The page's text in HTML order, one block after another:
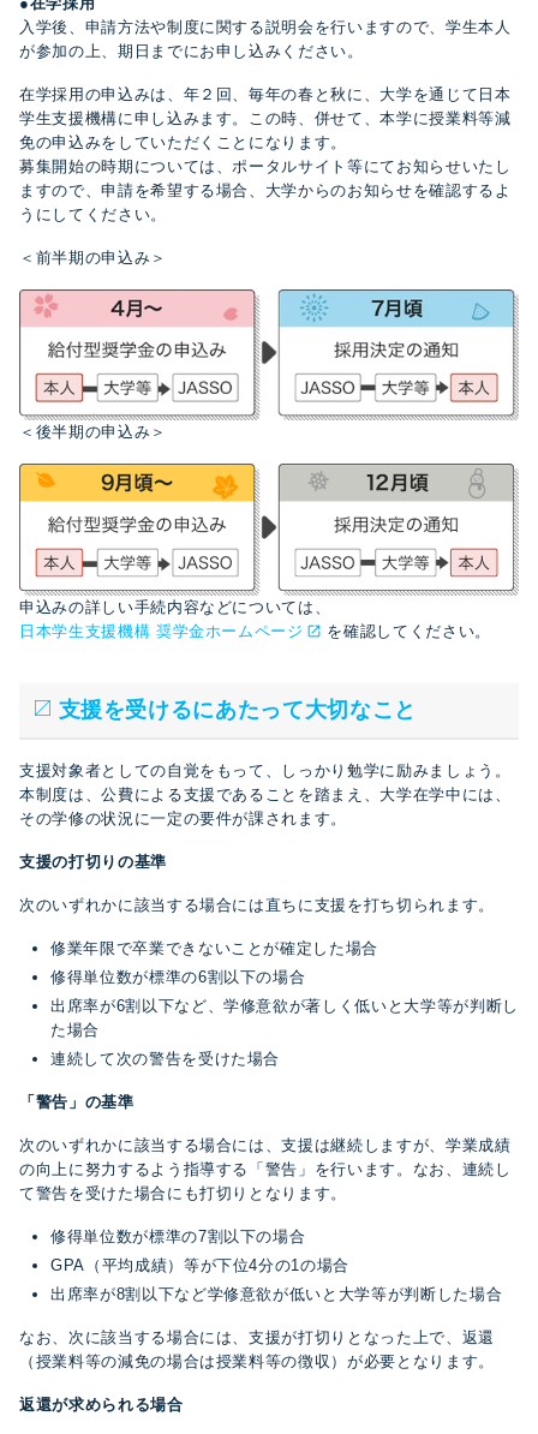
入学後、申請方法や制度に関する説明会を行いますので、学生本人
が参加の上、期日までにお申し込みください。
在学採用の申込みは、年２回、毎年の春と秋に、大学を通じて日本
学生支援機構に申し込みます。この時、併せて、本学に授業料等減
免の申込みをしていただくことになります。
募集開始の時期については、ポータルサイト等にてお知らせいたし
ますので、申請を希望する場合、大学からのお知らせを確認するよ
うにしてください。
＜前半期の申込み＞
＜後半期の申込み＞
申込みの詳しい手続内容などについては、
日本学生支援機構 奨学金ホームページ
を確認してください。
支援を受けるにあたって大切なこと
支援対象者としての自覚をもって、しっかり勉学に励みましょう。
本制度は、公費による支援であることを踏まえ、大学在学中には、
その学修の状況に一定の要件が課されます。
支援の打切りの基準
次のいずれかに該当する場合には直ちに支援を打ち切られます。
修業年限で卒業できないことが確定した場合
修得単位数が標準の6割以下の場合
出席率が6割以下など、学修意欲が著しく低いと大学等が判断し
た場合
連続して次の警告を受けた場合
「警告」の基準
次のいずれかに該当する場合には、支援は継続しますが、学業成績
の向上に努力するよう指導する「警告」を行います。なお、連続し
て警告を受けた場合にも打切りとなります。
修得単位数が標準の7割以下の場合
GPA（平均成績）等が下位4分の1の場合
出席率が8割以下など学修意欲が低いと大学等が判断した場合
なお、次に該当する場合には、支援が打切りとなった上で、返還
（授業料等の減免の場合は授業料等の徴収）が必要となります。
返還が求められる場合